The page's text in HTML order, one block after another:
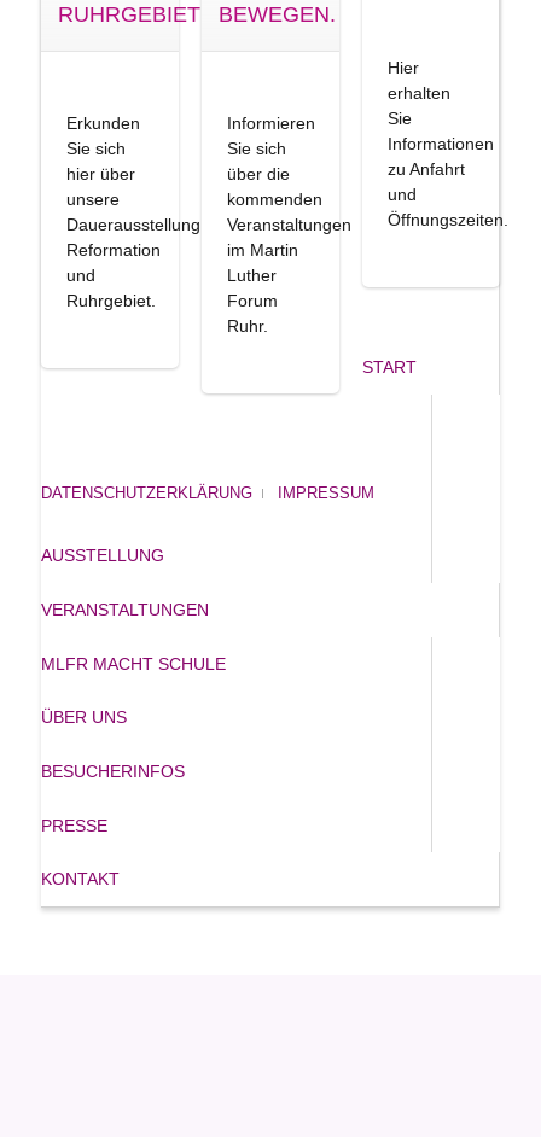
RUHRGEBIET
Erkunden
Sie sich
hier über
unsere
Dauerausstellung
Reformation
und
Ruhrgebiet.
BEWEGEN.
Informieren
Sie sich
über die
kommenden
Veranstaltungen
im Martin
Luther
Forum
Ruhr.
Hier
erhalten
Sie
Informationen
zu Anfahrt
und
Öffnungszeiten.
DATENSCHUTZERKLÄRUNG IMPRESSUM
START
AUSSTELLUNG
VERANSTALTUNGEN
MLFR MACHT SCHULE
ÜBER UNS
BESUCHERINFOS
PRESSE
KONTAKT